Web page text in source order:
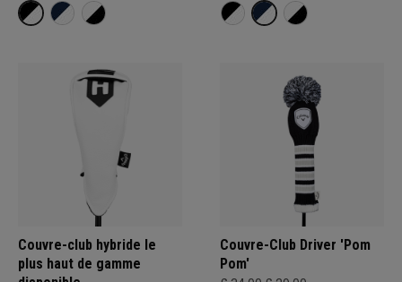
Couvre-club hybride le
plus haut de gamme
Couvre-Club Driver 'Pom
Pom'